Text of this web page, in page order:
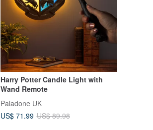
Harry Potter Candle Light with
Wand Remote
Paladone UK
US$ 71.99 US$ 89.98